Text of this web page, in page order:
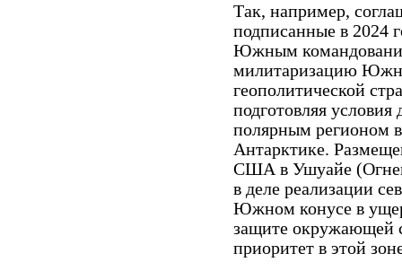
Так, например,
подписанные в 2024
Южным
милитаризацию
геополитической
подготовляя условия
полярным регионом
Антарктике.
США в Ушуайе
в деле реализации
Южном конусе в
защите окружающей
приоритет в этой